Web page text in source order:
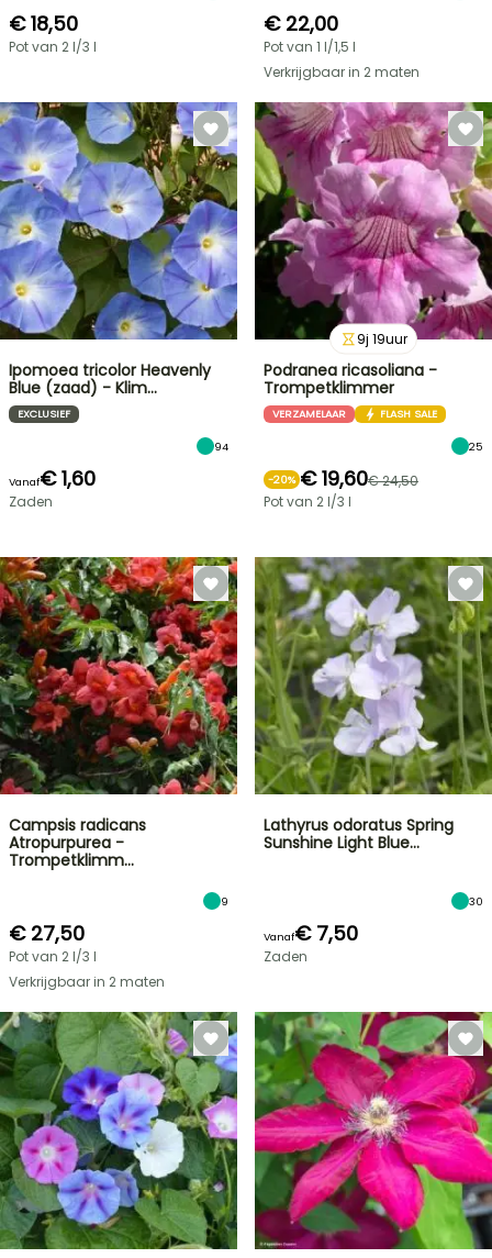
€ 18,50
Pot van 2 l/3 l
€ 22,00
Pot van 1 l/1,5 l
Verkrijgbaar in 2 maten
Ipomoea tricolor Heavenly
Blue (zaad) - Klim…
EXCLUSIEF
94
Vanaf€ 1,60
Zaden
9j 19uur
Podranea ricasoliana -
Trompetklimmer
VERZAMELAAR FLASH SALE
25
-20% € 19,60€ 24,50
Pot van 2 l/3 l
Campsis radicans
Atropurpurea -
Trompetklimm…
9
€ 27,50
Pot van 2 l/3 l
Verkrijgbaar in 2 maten
Lathyrus odoratus Spring
Sunshine Light Blue…
30
Vanaf€ 7,50
Zaden